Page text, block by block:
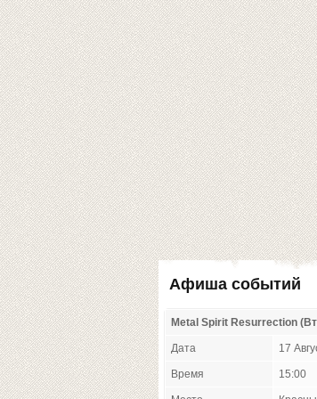
Афиша событий
Metal Spirit Resurrection
Дата 17
Время 15:00